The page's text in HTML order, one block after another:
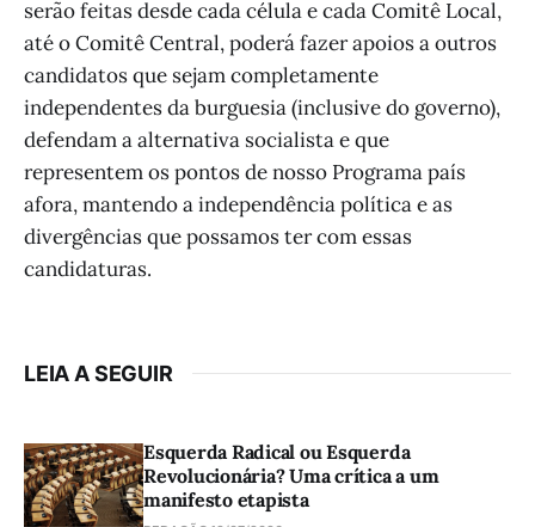
serão feitas desde cada célula e cada Comitê Local,
até o Comitê Central, poderá fazer apoios a outros
candidatos que sejam completamente
independentes da burguesia (inclusive do governo),
defendam a alternativa socialista e que
representem os pontos de nosso Programa país
afora, mantendo a independência política e as
divergências que possamos ter com essas
candidaturas.
LEIA A SEGUIR
Esquerda Radical ou Esquerda
Revolucionária? Uma crítica a um
manifesto etapista